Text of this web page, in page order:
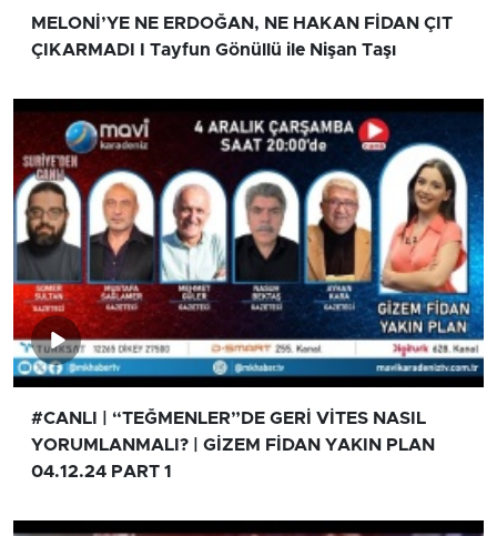
MELONİ’YE NE ERDOĞAN, NE HAKAN FİDAN ÇIT
ÇIKARMADI I Tayfun Gönüllü ile Nişan Taşı
#CANLI | “TEĞMENLER”DE GERİ VİTES NASIL
YORUMLANMALI? | GİZEM FİDAN YAKIN PLAN
04.12.24 PART 1